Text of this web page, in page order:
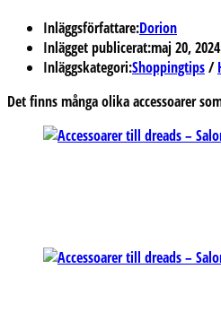
Inläggsförfattare:Dorion
Inlägget publicerat:maj 20, 2024
Inläggskategori:Shoppingtips/
Det finns många olika accessoarer